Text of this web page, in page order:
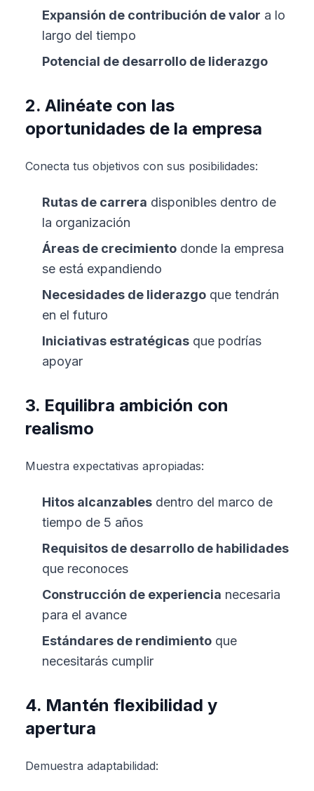
Expansión de contribución de valor a lo
largo del tiempo
Potencial de desarrollo de liderazgo
2. Alinéate con las
oportunidades de la empresa
Conecta tus objetivos con sus posibilidades:
Rutas de carrera disponibles dentro de
la organización
Áreas de crecimiento donde la empresa
se está expandiendo
Necesidades de liderazgo que tendrán
en el futuro
Iniciativas estratégicas que podrías
apoyar
3. Equilibra ambición con
realismo
Muestra expectativas apropiadas:
Hitos alcanzables dentro del marco de
tiempo de 5 años
Requisitos de desarrollo de habilidades
que reconoces
Construcción de experiencia necesaria
para el avance
Estándares de rendimiento que
necesitarás cumplir
4. Mantén flexibilidad y
apertura
Demuestra adaptabilidad: